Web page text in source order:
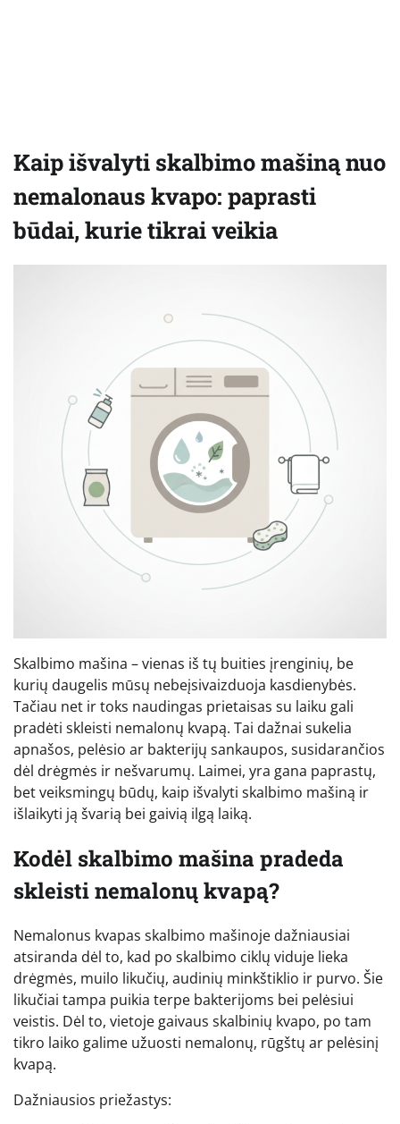
Kaip išvalyti skalbimo mašiną nuo
nemalonaus kvapo: paprasti
būdai, kurie tikrai veikia
Skalbimo mašina – vienas iš tų buities įrenginių, be
kurių daugelis mūsų nebeįsivaizduoja kasdienybės.
Tačiau net ir toks naudingas prietaisas su laiku gali
pradėti skleisti nemalonų kvapą. Tai dažnai sukelia
apnašos, pelėsio ar bakterijų sankaupos, susidarančios
dėl drėgmės ir nešvarumų. Laimei, yra gana paprastų,
bet veiksmingų būdų, kaip išvalyti skalbimo mašiną ir
išlaikyti ją švarią bei gaivią ilgą laiką.
Kodėl skalbimo mašina pradeda
skleisti nemalonų kvapą?
Nemalonus kvapas skalbimo mašinoje dažniausiai
atsiranda dėl to, kad po skalbimo ciklų viduje lieka
drėgmės, muilo likučių, audinių minkštiklio ir purvo. Šie
likučiai tampa puikia terpe bakterijoms bei pelėsiui
veistis. Dėl to, vietoje gaivaus skalbinių kvapo, po tam
tikro laiko galime užuosti nemalonų, rūgštų ar pelėsinį
kvapą.
Dažniausios priežastys: